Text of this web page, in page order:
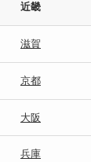
近畿
滋賀
京都
大阪
兵庫